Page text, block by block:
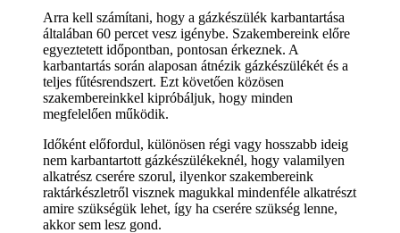
Arra kell számítani, hogy a gázkészülék karbantartása
általában 60 percet vesz igénybe. Szakembereink előre
egyeztetett időpontban, pontosan érkeznek. A
karbantartás során alaposan átnézik gázkészülékét és a
teljes fűtésrendszert. Ezt követően közösen
szakembereinkkel kipróbáljuk, hogy minden
megfelelően működik.
Időként előfordul, különösen régi vagy hosszabb ideig
nem karbantartott gázkészülékeknél, hogy valamilyen
alkatrész cserére szorul, ilyenkor szakembereink
raktárkészletről visznek magukkal mindenféle alkatrészt
amire szükségük lehet, így ha cserére szükség lenne,
akkor sem lesz gond.